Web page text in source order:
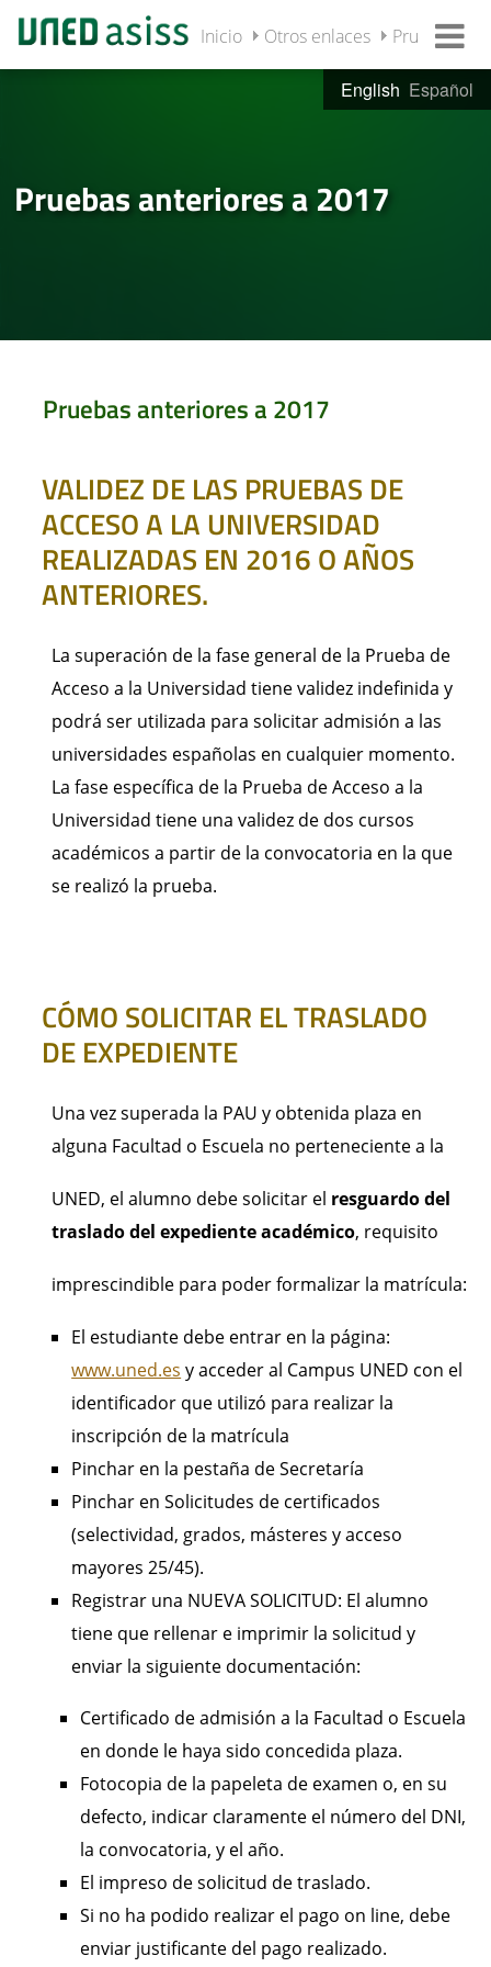
English Español
Inicio Otros enlaces Pruebas
Pruebas anteriores a 2017
Pruebas anteriores a 2017
VALIDEZ DE LAS PRUEBAS DE
ACCESO A LA UNIVERSIDAD
REALIZADAS EN 2016 O AÑOS
ANTERIORES.
La superación de la fase general de la Prueba de
Acceso a la Universidad tiene validez indefinida y
podrá ser utilizada para solicitar admisión a las
universidades españolas en cualquier momento.
La fase específica de la Prueba de Acceso a la
Universidad tiene una validez de dos cursos
académicos a partir de la convocatoria en la que
se realizó la prueba.
CÓMO SOLICITAR EL TRASLADO
DE EXPEDIENTE
Una vez superada la PAU y obtenida plaza en
alguna Facultad o Escuela no perteneciente a la
UNED, el alumno debe solicitar el resguardo del
traslado del expediente académico, requisito
imprescindible para poder formalizar la matrícula:
El estudiante debe entrar en la página:
www.uned.es y acceder al Campus UNED con el
identificador que utilizó para realizar la
inscripción de la matrícula
Pinchar en la pestaña de Secretaría
Pinchar en Solicitudes de certificados
(selectividad, grados, másteres y acceso
mayores 25/45).
Registrar una NUEVA SOLICITUD: El alumno
tiene que rellenar e imprimir la solicitud y
enviar la siguiente documentación:
Certificado de admisión a la Facultad o Escuela
en donde le haya sido concedida plaza.
Fotocopia de la papeleta de examen o, en su
defecto, indicar claramente el número del DNI,
la convocatoria, y el año.
El impreso de solicitud de traslado.
Si no ha podido realizar el pago on line, debe
enviar justificante del pago realizado.